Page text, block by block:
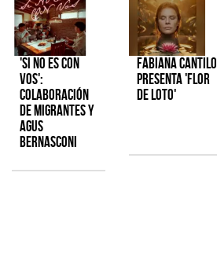
'Si No Es Con
Vos':
colaboración
de Migrantes y
Agus
Bernasconi
Fabiana Cantilo
presenta 'Flor
de Loto'